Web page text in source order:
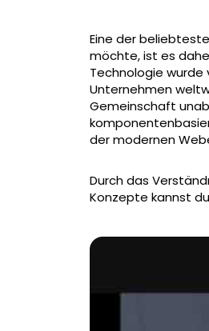
Eine der
möchte, ist es
Technologie
Unternehmen
Gemeinschaft
der modernen
Durch das
Konzepte kannst